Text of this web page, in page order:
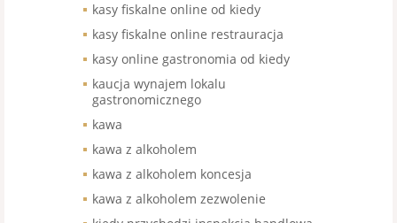
kasy fiskalne online od kiedy
kasy fiskalne online restrauracja
kasy online gastronomia od kiedy
kaucja wynajem lokalu
gastronomicznego
kawa
kawa z alkoholem
kawa z alkoholem koncesja
kawa z alkoholem zezwolenie